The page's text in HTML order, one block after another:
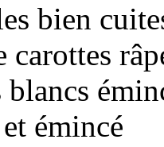
bien
émincé